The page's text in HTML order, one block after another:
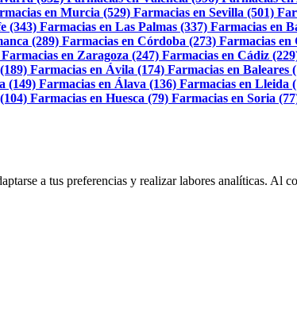
en Murcia (529) Farmacias en Sevilla (501)
(343) Farmacias en Las Palmas (337) Farmacias en
(289) Farmacias en Córdoba (273) Farmacias en
Farmacias en Zaragoza (247) Farmacias en Cádiz
Farmacias en Ávila (174) Farmacias en Baleares
(149) Farmacias en Álava (136) Farmacias en Lleida
Farmacias en Huesca (79) Farmacias en Soria
a tus preferencias y realizar labores analíticas. Al